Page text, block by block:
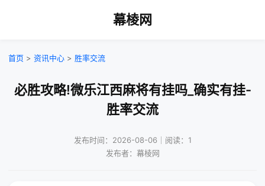
幕棱网
首页 > 资讯中心 > 胜率交流
必胜攻略!微乐江西麻将有挂吗_确实有挂-
胜率交流
发布时间：2026-08-06｜阅读：1
发布者：幕棱网